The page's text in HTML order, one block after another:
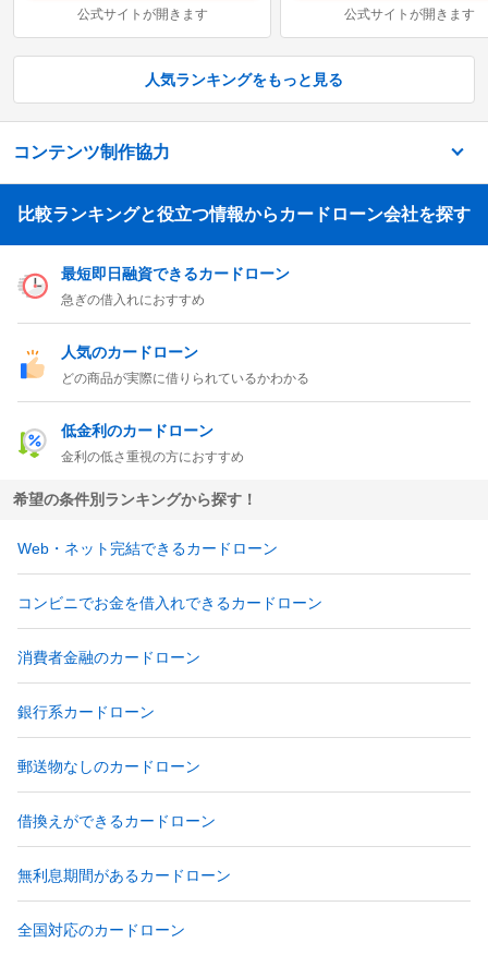
公式サイトが開きます 公式サイトが開きます
人気ランキングをもっと見る
コンテンツ制作協力
比較ランキングと役立つ情報からカードローン会社を探す
最短即日融資できるカードローン
急ぎの借入れにおすすめ
人気のカードローン
どの商品が実際に借りられているかわかる
低金利のカードローン
金利の低さ重視の方におすすめ
希望の条件別ランキングから探す！
Web・ネット完結できるカードローン
コンビニでお金を借入れできるカードローン
消費者金融のカードローン
銀行系カードローン
郵送物なしのカードローン
借換えができるカードローン
無利息期間があるカードローン
全国対応のカードローン